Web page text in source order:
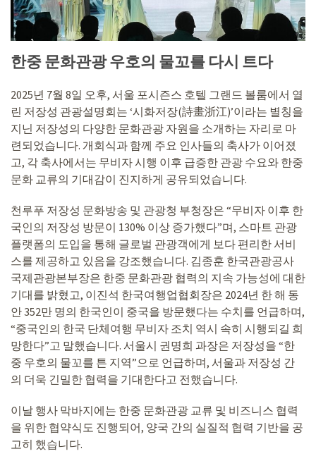
한중 문화관광 우호의 물꼬를 다시 트다
2025년 7월 8일 오후, 서울 포시즌스 호텔 그랜드 볼룸에서 열
린 저장성 관광설명회는 ‘시화저장(詩畫浙江)’이라는 별칭을
지닌 저장성의 다양한 문화관광 자원을 소개하는 자리로 마
련되었습니다. 개회식과 함께 주요 인사들의 축사가 이어졌
고, 각 축사에서는 무비자 시행 이후 급증한 관광 수요와 한중
문화 교류의 기대감이 진지하게 공유되었습니다.
천루푸 저장성 문화방송 및 관광청 부청장은 “무비자 이후 한
국인의 저장성 방문이 130% 이상 증가했다”며, 스마트 관광
플랫폼의 도입을 통해 글로벌 관광객에게 보다 편리한 서비
스를 제공하고 있음을 강조했습니다. 김종훈 한국관광공사
국제관광본부장은 한중 문화관광 협력의 지속 가능성에 대한
기대를 밝혔고, 이진석 한국여행업협회장은 2024년 한 해 동
안 352만 명의 한국인이 중국을 방문했다는 수치를 언급하며,
“중국인의 한국 단체여행 무비자 조치 역시 속히 시행되길 희
망한다”고 말했습니다. 서울시 권명희 과장은 저장성을 “한
중 우호의 물꼬를 튼 지역”으로 언급하며, 서울과 저장성 간
의 더욱 긴밀한 협력을 기대한다고 전했습니다.
이날 행사 막바지에는 한중 문화관광 교류 및 비즈니스 협력
을 위한 협약식도 진행되어, 양국 간의 실질적 협력 기반을 공
고히 했습니다.